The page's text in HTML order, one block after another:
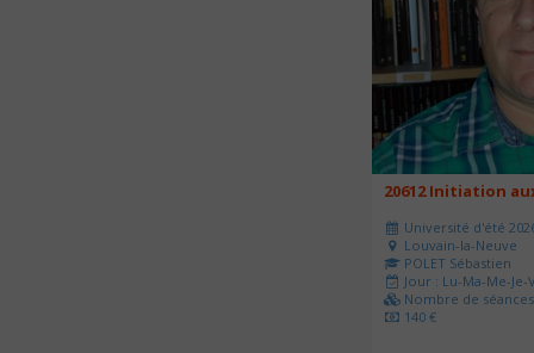
20612 Initiation
Université d'été
Louvain-la-Neuve
POLET Sébastien
Jour : Lu-Ma-Me-Je-
Nombre de
140 €